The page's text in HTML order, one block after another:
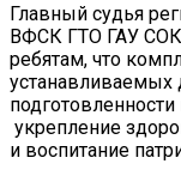
Главный судья
ВФСК ГТО ГАУ СОК
ребятам, что
устанавливаемых
укрепление
и воспитание